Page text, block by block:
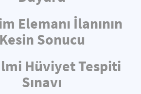
Elemanı İlanının
Kesin Sonucu
Hüviyet Tespiti
Sınavı